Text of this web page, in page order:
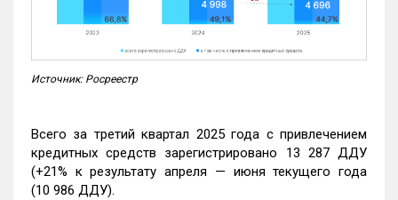
Источник: Росреестр
Всего за третий квартал 2025 года с привлечением
кредитных средств зарегистрировано 13 287 ДДУ
(+21% к результату апреля — июня текущего года
(10 986 ДДУ).